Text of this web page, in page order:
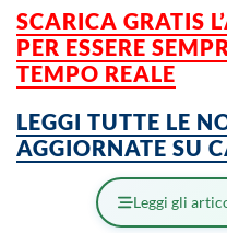
SCARICA GRATIS
PER ESSERE
TEMPO REALE
LEGGI TUTTE LE
AGGIORNATE SU
Leggi gli